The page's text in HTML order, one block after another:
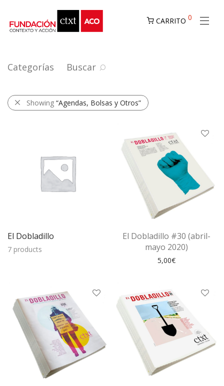
CARRITO 0
Categorías Buscar
Showing “Agendas, Bolsas y Otros”
El Dobladillo
7 products
El Dobladillo #30 (abril-
mayo 2020)
5,00€